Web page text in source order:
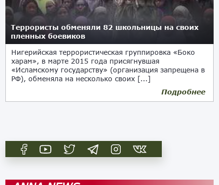
Террористы обменяли 82 школьницы на своих
пленных боевиков
Нигерийская террористическая группировка «Боко
харам», в марте 2015 года присягнувшая
«Исламскому государству» (организация запрещена в
РФ), обменяла на несколько своих [...]
Подробнее